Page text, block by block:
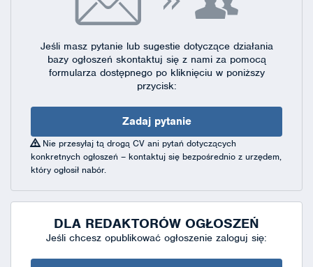
Jeśli masz pytanie lub sugestie dotyczące działania
bazy ogłoszeń skontaktuj się z nami za pomocą
formularza dostępnegopo kliknięciu w poniższy
przycisk:
Zadaj pytanie
Nie przesyłaj tą drogą CV ani pytań dotyczących
konkretnych ogłoszeń – kontaktuj się bezpośrednio z urzędem,
który ogłosił nabór.
DLA REDAKTORÓW OGŁOSZEŃ
Jeśli chcesz opublikować ogłoszenie zaloguj się: